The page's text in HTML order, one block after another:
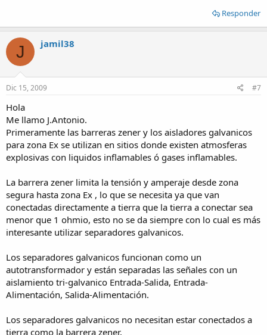
Responder
J jamil38
Dic 15, 2009 #7
Hola
Me llamo J.Antonio.
Primeramente las barreras zener y los aisladores galvanicos
para zona Ex se utilizan en sitios donde existen atmosferas
explosivas con liquidos inflamables ó gases inflamables.
La barrera zener limita la tensión y amperaje desde zona
segura hasta zona Ex , lo que se necesita ya que van
conectadas directamente a tierra que la tierra a conectar sea
menor que 1 ohmio, esto no se da siempre con lo cual es más
interesante utilizar separadores galvanicos.
Los separadores galvanicos funcionan como un
autotransformador y están separadas las señales con un
aislamiento tri-galvanico Entrada-Salida, Entrada-
Alimentación, Salida-Alimentación.
Los separadores galvanicos no necesitan estar conectados a
tierra como la barrera zener.